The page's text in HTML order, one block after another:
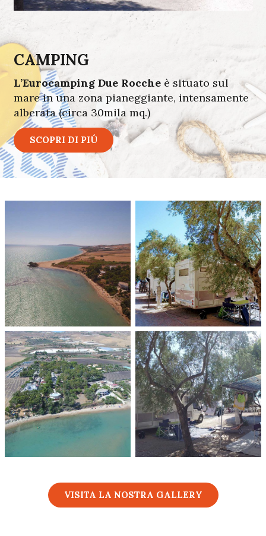
CAMPING
L’Eurocamping Due Roccheè situato sul
mare in una zona pianeggiante, intensamente
alberata (circa 30mila mq.)
SCOPRI DI PIÚ
VISITA LA NOSTRA GALLERY